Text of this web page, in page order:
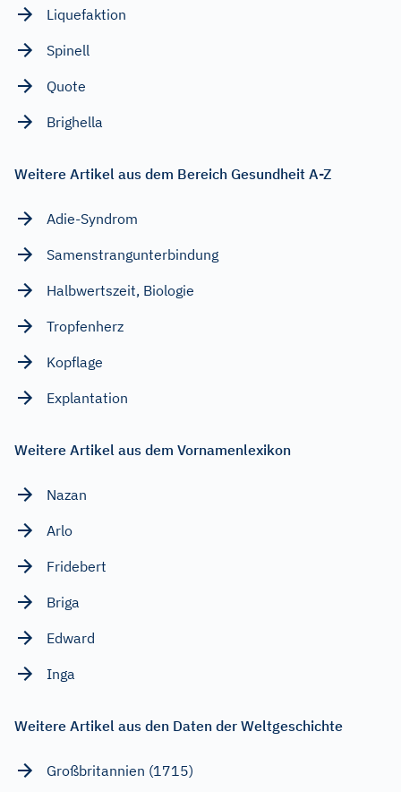
Liquefaktion
Spinell
Quote
Brighella
Weitere Artikel aus dem Bereich Gesundheit A-Z
Adie-Syndrom
Samenstrangunterbindung
Halbwertszeit, Biologie
Tropfenherz
Kopflage
Explantation
Weitere Artikel aus dem Vornamenlexikon
Nazan
Arlo
Fridebert
Briga
Edward
Inga
Weitere Artikel aus den Daten der Weltgeschichte
Großbritannien (1715)